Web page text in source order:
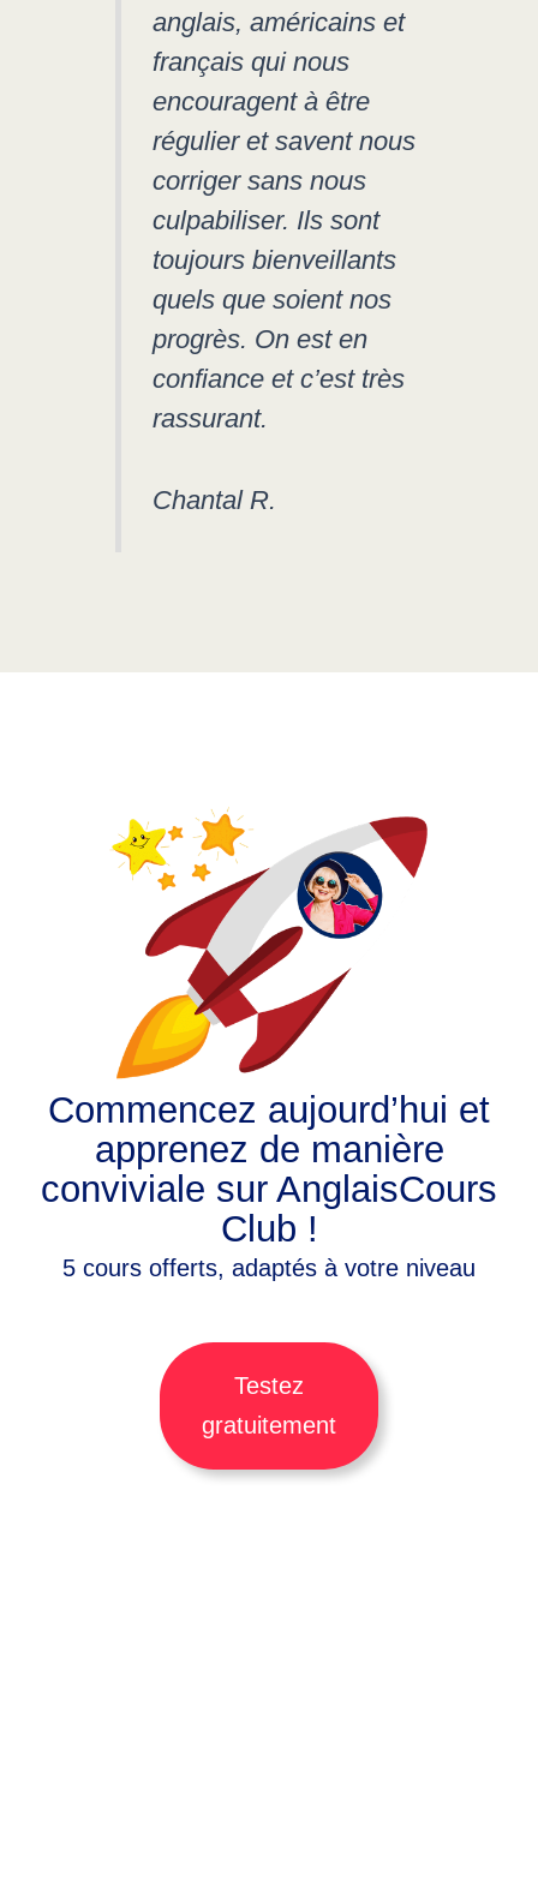
anglais, américains et
français qui nous
encouragent à être
régulier et savent nous
corriger sans nous
culpabiliser. Ils sont
toujours bienveillants
quels que soient nos
progrès. On est en
confiance et c’est très
rassurant.
Chantal R.
Commencez aujourd’hui et
apprenez de manière
conviviale sur AnglaisCours
Club !
5 cours offerts, adaptés à votre niveau
Testez
gratuitement